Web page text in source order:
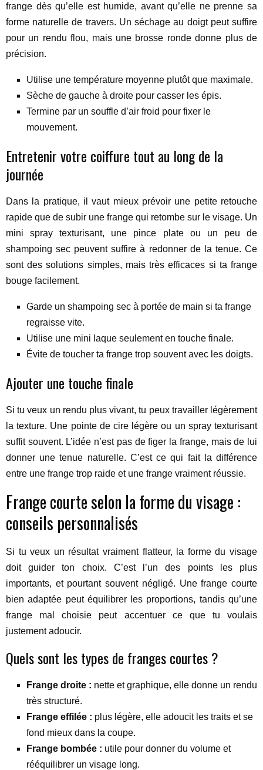
frange dès qu’elle est humide, avant qu’elle ne prenne sa
forme naturelle de travers. Un séchage au doigt peut suffire
pour un rendu flou, mais une brosse ronde donne plus de
précision.
Utilise une température moyenne plutôt que maximale.
Sèche de gauche à droite pour casser les épis.
Termine par un souffle d’air froid pour fixer le
mouvement.
Entretenir votre coiffure tout au long de la
journée
Dans la pratique, il vaut mieux prévoir une petite retouche
rapide que de subir une frange qui retombe sur le visage. Un
mini spray texturisant, une pince plate ou un peu de
shampoing sec peuvent suffire à redonner de la tenue. Ce
sont des solutions simples, mais très efficaces si ta frange
bouge facilement.
Garde un shampoing sec à portée de main si ta frange
regraisse vite.
Utilise une mini laque seulement en touche finale.
Évite de toucher ta frange trop souvent avec les doigts.
Ajouter une touche finale
Si tu veux un rendu plus vivant, tu peux travailler légèrement
la texture. Une pointe de cire légère ou un spray texturisant
suffit souvent. L’idée n’est pas de figer la frange, mais de lui
donner une tenue naturelle. C’est ce qui fait la différence
entre une frange trop raide et une frange vraiment réussie.
Frange courte selon la forme du visage :
conseils personnalisés
Si tu veux un résultat vraiment flatteur, la forme du visage
doit guider ton choix. C’est l’un des points les plus
importants, et pourtant souvent négligé. Une frange courte
bien adaptée peut équilibrer les proportions, tandis qu’une
frange mal choisie peut accentuer ce que tu voulais
justement adoucir.
Quels sont les types de franges courtes ?
Frange droite : nette et graphique, elle donne un rendu
très structuré.
Frange effilée : plus légère, elle adoucit les traits et se
fond mieux dans la coupe.
Frange bombée : utile pour donner du volume et
rééquilibrer un visage long.